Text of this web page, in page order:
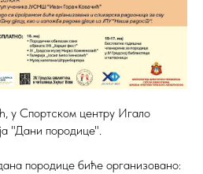
у Спортском центру Игало
"Дани породице".
породице биће организовано: